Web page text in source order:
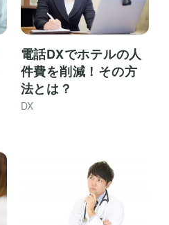
電話DXでホテルの人
件費を削減！その方
法とは？
DX